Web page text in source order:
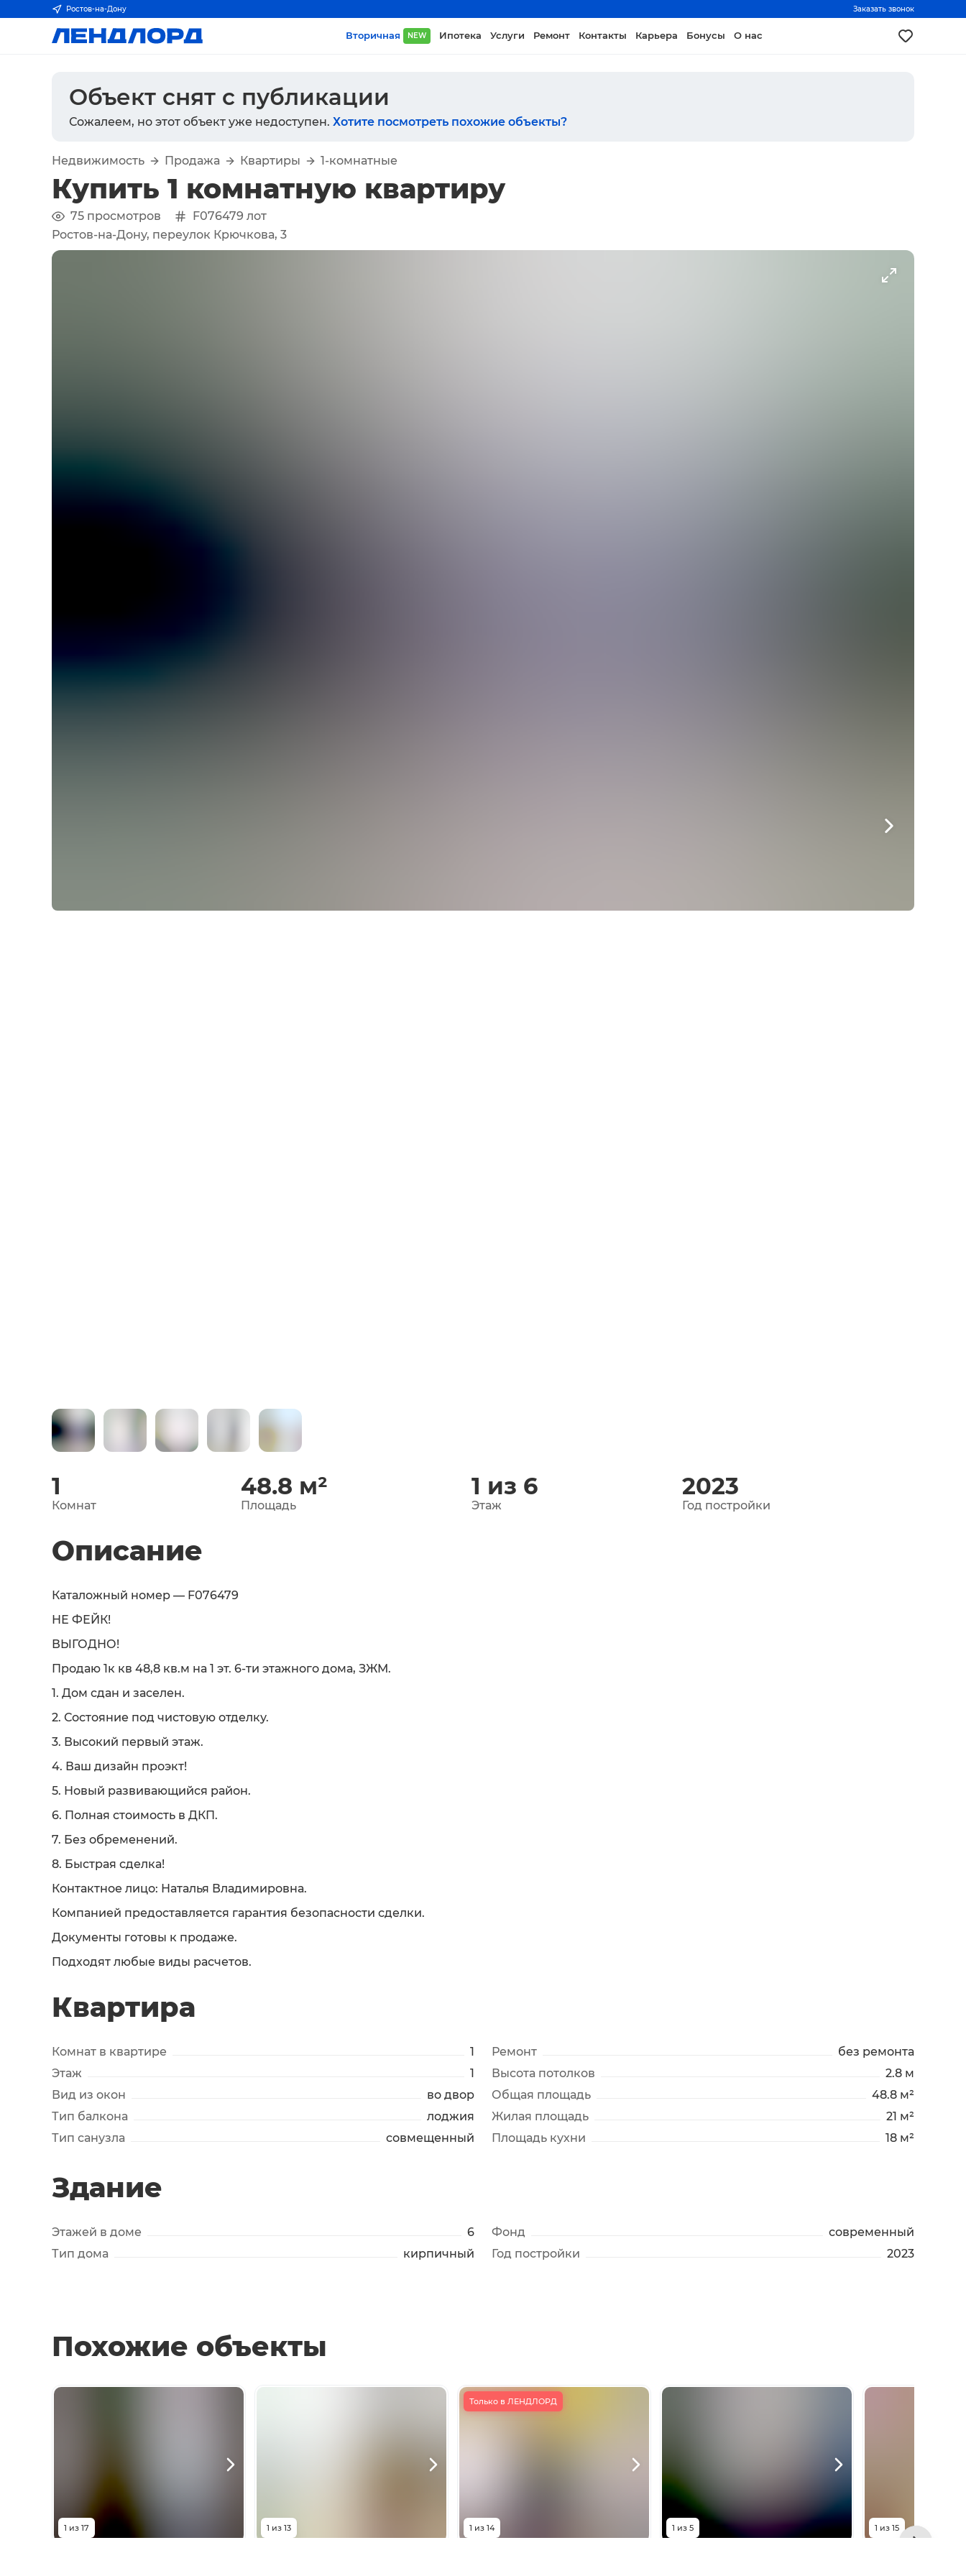
Ростов-на-Дону Заказать звонок
Вторичная NEW Ипотека Услуги Ремонт Контакты Карьера Бонусы О нас
Объект снят с публикации
Сожалеем, но этот объект уже недоступен. Хотите посмотреть похожие объекты?
Недвижимость Продажа Квартиры 1-комнатные
Купить 1 комнатную квартиру
75 просмотров F076479 лот
Ростов-на-Дону, переулок Крючкова, 3
1
Комнат
48.8 м²
Площадь
1 из 6
Этаж
2023
Год постройки
Описание
Каталожный номер — F076479
НЕ ФЕЙК!
ВЫГОДНО!
Продаю 1к кв 48,8 кв.м на 1 эт. 6-ти этажного дома, ЗЖМ.
1. Дом сдан и заселен.
2. Состояние под чистовую отделку.
3. Высокий первый этаж.
4. Ваш дизайн проэкт!
5. Новый развивающийся район.
6. Полная стоимость в ДКП.
7. Без обременений.
8. Быстрая сделка!
Контактное лицо: Наталья Владимировна.
Компанией предоставляется гарантия безопасности сделки.
Документы готовы к продаже.
Подходят любые виды расчетов.
Квартира
Комнат в квартире
1
Этаж
1
Вид из окон
во двор
Тип балкона
лоджия
Тип санузла
совмещенный
Ремонт
без ремонта
Высота потолков
2.8 м
Общая площадь
48.8 м²
Жилая площадь
21 м²
Площадь кухни
18 м²
Здание
Этажей в доме
6
Тип дома
кирпичный
Фонд
современный
Год постройки
2023
Похожие объекты
1 из 17 1 из 13 1 из 14
Только в ЛЕНДЛОРД
1 из 5 1 из 15